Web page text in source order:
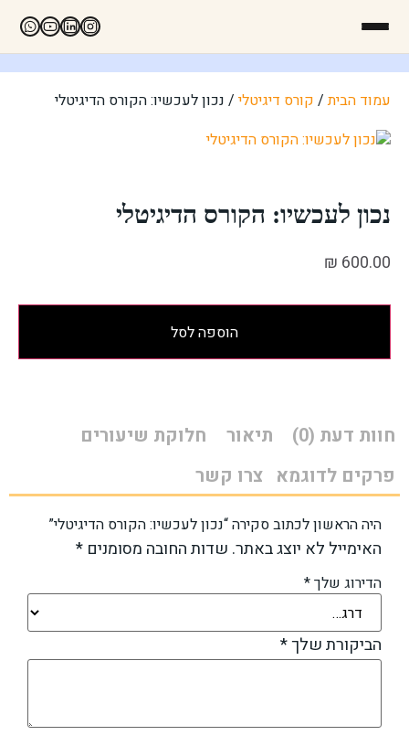
עמוד הבית/ קורס דיגיטלי / נכון לעכשיו: הקורס הדיגיטלי
נכון לעכשיו: הקורס הדיגיטלי
₪ 600.00
הוספה לסל
חוות דעת (0) תיאור
חלוקת שיעורים
פרקים לדוגמא צרו קשר
היה הראשון לכתוב סקירה “נכון לעכשיו: הקורס הדיגיטלי”
האימייל לא יוצג באתר. שדות החובה מסומנים *
הדירוג שלך*
הביקורת שלך*